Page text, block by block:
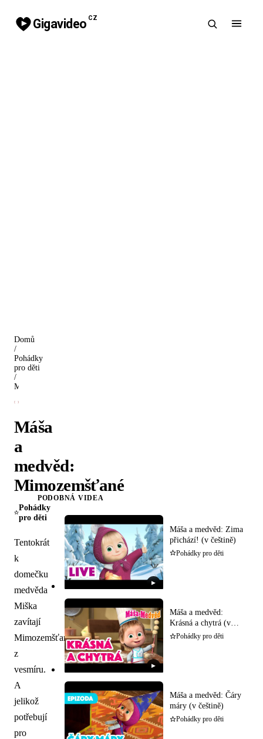
Gigavideo CZ
Domů
/
Pohádky
pro děti
/
Máša
a
medvěd:
Mimozemšťané
Pohádky
pro děti
Tentokrát
k
domečku
medvěda
Miška
zavítají
Mimozemšťané
z
vesmíru.
A
jelikož
potřebují
pro
PODOBNÁ VIDEA
▶
Máša a medvěd: Zima
přichází! (v češtině)
Pohádky pro děti
▶
Máša a medvěd:
Krásná a chytrá (v
češtině)
Pohádky pro děti
Máša a medvěd: Čáry
máry (v češtině)
Pohádky pro děti